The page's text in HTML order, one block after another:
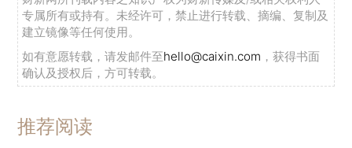
专属所有或持有。未经许可，禁止进行转载、摘编、复制及
建立镜像等任何使用。
如有意愿转载，请发邮件至hello@caixin.com ，获得书面
确认及授权后，方可转载。
推荐阅读